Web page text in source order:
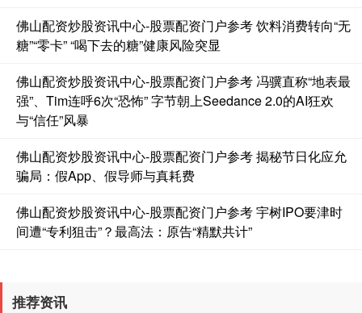
佛山配资炒股资讯中心-股票配资门户参考 饮料消费转向“无
糖”“零卡” “喝下去的糖”健康风险突显
佛山配资炒股资讯中心-股票配资门户参考 冯骥直称“地表最
强”、Tim连呼6次“恐怖” 字节朝上Seedance 2.0的AI狂欢
与“信任”风暴
佛山配资炒股资讯中心-股票配资门户参考 揭秘节日化应允
骗局：假App、假导师与真耗费
佛山配资炒股资讯中心-股票配资门户参考 宇树IPO要津时
间遭“专利狙击”？最高法：原告“精默共计”
推荐资讯